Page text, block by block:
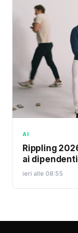
AI
Rippling
ai
ieri alle 08:55